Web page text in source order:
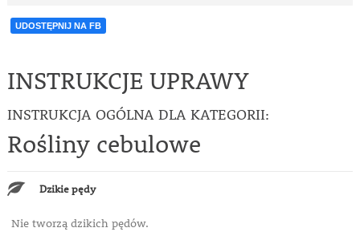
UDOSTĘPNIJ NA FB
INSTRUKCJE UPRAWY
INSTRUKCJA OGÓLNA DLA KATEGORII:
Rośliny cebulowe
Dzikie pędy
Nie tworzą dzikich pędów.